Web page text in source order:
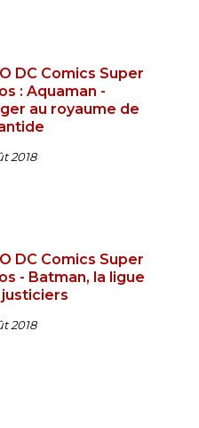
DC Comics Super
: Aquaman -
au royaume de
2018
DC Comics Super
- Batman, la ligue
2018